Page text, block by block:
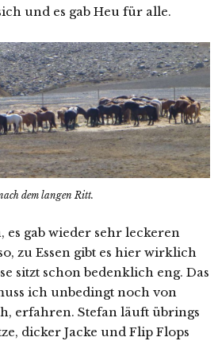
und es gab Heu für alle.
dem langen Ritt.
es gab wieder sehr leckeren
zu Essen gibt es hier wirklich
sitzt schon bedenklich eng. Das
ich unbedingt noch von
erfahren. Stefan läuft übrings
dicker Jacke und Flip Flops